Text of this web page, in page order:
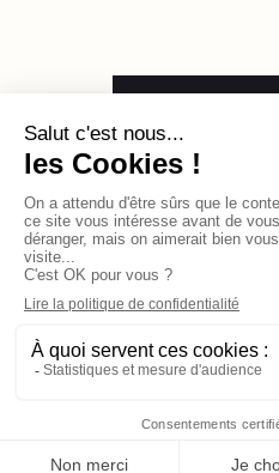
Contact Qui
2026 © BASTILLE MEDIA |Mentions
S’abonner pour 1€